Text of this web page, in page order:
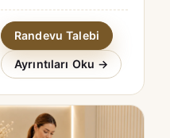
bakım ve cihaz
marka-modeli
doğrulama adımları
için ayrıntılı İzmit
rehberi.
Randevu Talebi
Ayrıntıları Oku →